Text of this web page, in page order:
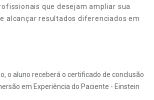
que desejam ampliar sua
alcançar resultados diferenciados em
o aluno receberá o certificado de conclusão
em Experiência do Paciente - Einstein